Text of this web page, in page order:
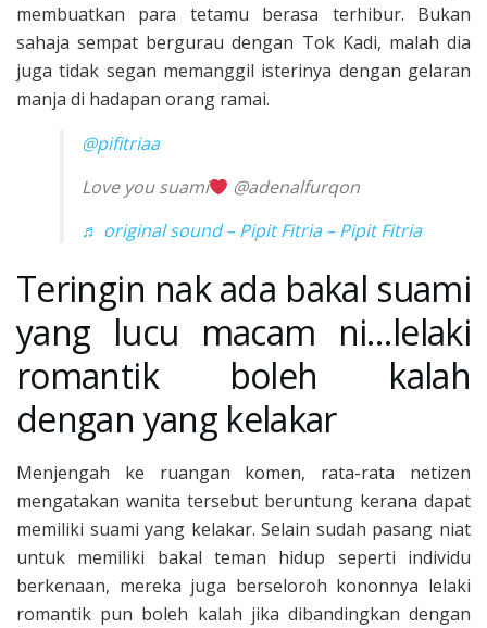
membuatkan para tetamu berasa terhibur. Bukan
sahaja sempat bergurau dengan Tok Kadi, malah dia
juga tidak segan memanggil isterinya dengan gelaran
manja di hadapan orang ramai.
@pifitriaa
Love you suami
@adenalfurqon
♬ original sound – Pipit Fitria – Pipit Fitria
Teringin nak ada bakal suami
yang lucu macam ni…lelaki
romantik boleh kalah
dengan yang kelakar
Menjengah ke ruangan komen, rata-rata netizen
mengatakan wanita tersebut beruntung kerana dapat
memiliki suami yang kelakar. Selain sudah pasang niat
untuk memiliki bakal teman hidup seperti individu
berkenaan, mereka juga berseloroh kononnya lelaki
romantik pun boleh kalah jika dibandingkan dengan